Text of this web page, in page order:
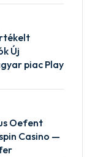
Új
piac Play
Oefent
Casino —